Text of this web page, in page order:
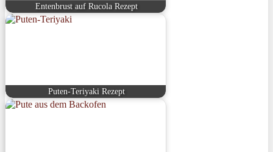
Entenbrust auf Rucola Rezept
Puten-Teriyaki Rezept